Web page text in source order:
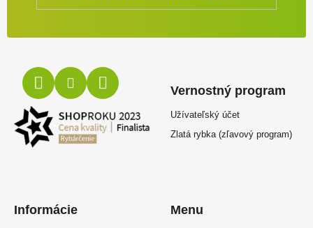
Informácie
Vernostný program
Užívateľský účet
Zlatá rybka (zľavový program)
Menu